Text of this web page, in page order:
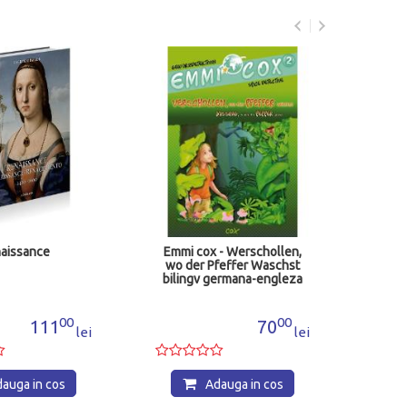
11100
lei
in cos
Emmi cox - Werschollen,
wo der Pfeffer Waschst
bilingv germana-engleza
7000
lei
Adauga in cos